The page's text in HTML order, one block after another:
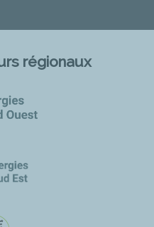
régionaux